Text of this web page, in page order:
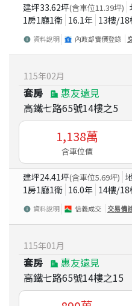
建坪33.62坪(含車位11.39坪)
1房1廳1衛 16.1年 13樓/18
資料說明 內政部實價登錄
115年02月
套房
惠友遠見
高鐵七路65號14樓之5
1,138萬
含車位價
建坪24.41坪(含車位5.69坪)
1房1廳1衛 16.0年 14樓/18
資料說明 信義成交 交易備
115年01 月
套房
惠友遠見
高鐵七路65號14樓之15